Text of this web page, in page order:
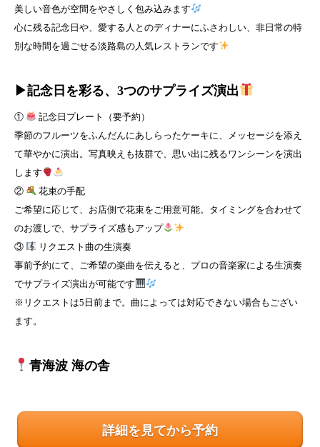
美しい音色が空間をやさしく包み込みます
心に残る記念日や、愛する人とのディナーにふさわしい、非日常の特
別な時間を過ごせる淡路島の人気レストランです
▶︎記念日を彩る、3つのサプライズ演出
①
記念日プレート（要予約）
季節のフルーツをふんだんにあしらったケーキに、メッセージを添え
て華やかに演出。写真映えも抜群で、思い出に残るワンシーンを演出
します
②
花束の手配
ご希望に応じて、お店側で花束をご用意可能。タイミングを合わせて
のお渡しで、サプライズ感もアップ
③
リクエスト曲の生演奏
事前予約にて、ご希望の楽曲を伝えると、プロの音楽家による生演奏
でサプライズ演出が可能です
※リクエストは5日前まで。曲によっては対応できない場合もござい
ます。
青海波 海の舎
詳細を見てから予約